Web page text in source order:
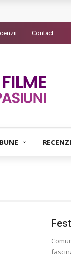
din Pristina
– Justitiarii literaturii
de la final
Contact